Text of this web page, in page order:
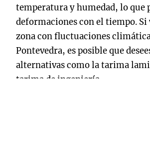
temperatura y humedad, lo que
deformaciones con el tiempo. Si
zona con fluctuaciones
Pontevedra, es posible que
alternativas como la tarima
tarima de ingeniería.